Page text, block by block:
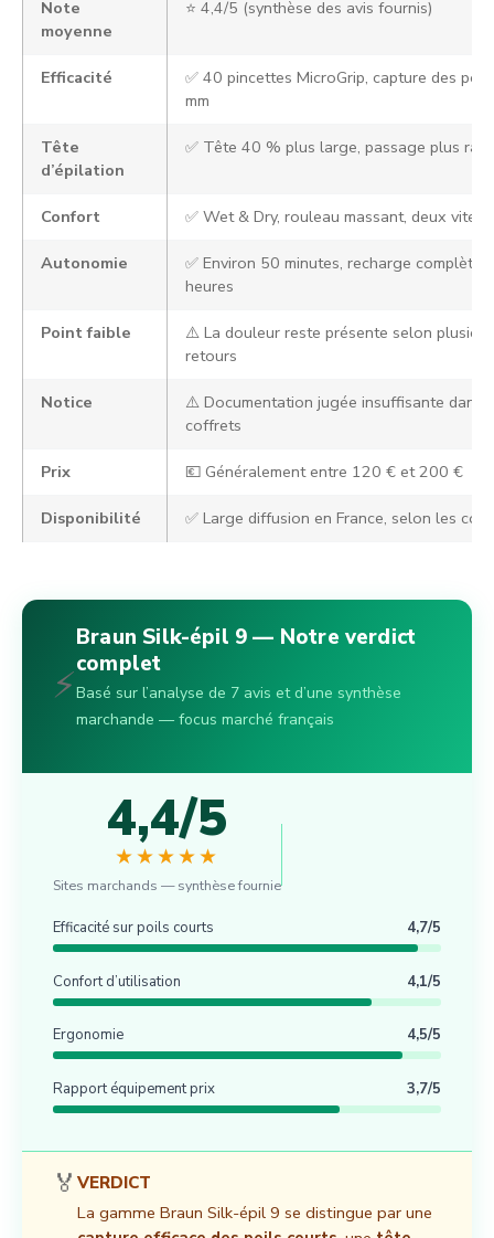
Note
moyenne
⭐ 4,4/5 (synthèse des avis fournis)
Efficacité
✅ 40 pincettes MicroGrip, capture des
mm
Tête
d’épilation
✅ Tête 40 % plus large, passage plus
Confort ✅ Wet & Dry, rouleau massant, deux
Autonomie
✅ Environ 50 minutes, recharge complète
heures
Point faible
⚠️ La douleur reste présente selon
retours
Notice
⚠️ Documentation jugée insuffisante dans
coffrets
Prix 💶 Généralement entre 120 € et 200 €
Disponibilité ✅ Large diffusion en France, selon les
⚡
Braun Silk-épil 9 — Notre verdict
complet
Basé sur l’analyse de 7 avis et d’une synthèse
marchande — focus marché français
4,4/5
★★★★★
Sites marchands — synthèse fournie
Efficacité sur poils courts 4,7/5
Confort d’utilisation 4,1/5
Ergonomie 4,5/5
Rapport équipement prix 3,7/5
🏅 VERDICT
La gamme Braun Silk-épil 9 se distingue par une